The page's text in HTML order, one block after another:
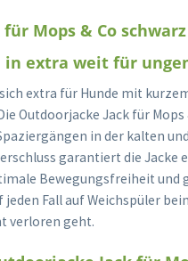
Mops & Co schwarz
extra weit für
extra für Hunde mit
Outdoorjacke Jack für Mops
in der kalten
garantiert die Jacke
Bewegungsfreiheit
Fall auf Weichspüler
verloren geht.